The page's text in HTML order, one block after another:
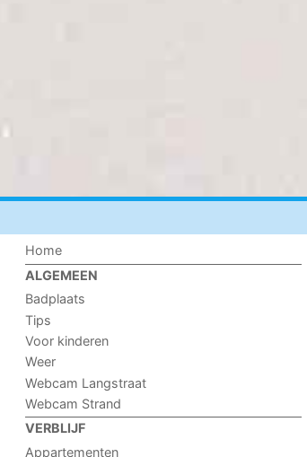
Home
ALGEMEEN
Badplaats
Tips
Voor kinderen
Weer
Webcam Langstraat
Webcam Strand
VERBLIJF
Appartementen